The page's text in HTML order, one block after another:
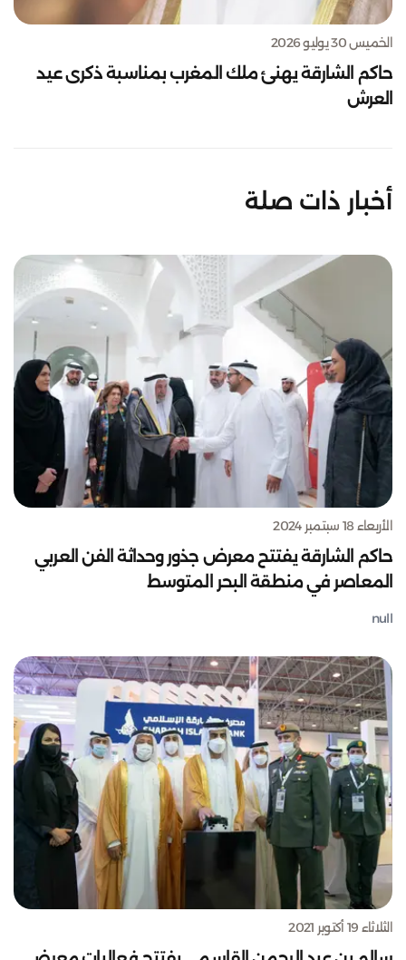
الخميس 30 يوليو 2026
حاكم الشارقة يهنئ ملك المغرب بمناسبة ذكرى عيد
العرش
أخبار ذات صلة
الأربعاء 18 سبتمبر 2024
حاكم الشارقة يفتتح معرض جذور وحداثة الفن العربي
المعاصر في منطقة البحر المتوسط
null
الثلاثاء 19 أكتوبر 2021